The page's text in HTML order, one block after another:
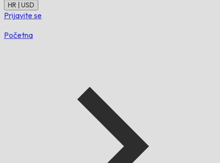
HR | USD
Prijavite se
Početna